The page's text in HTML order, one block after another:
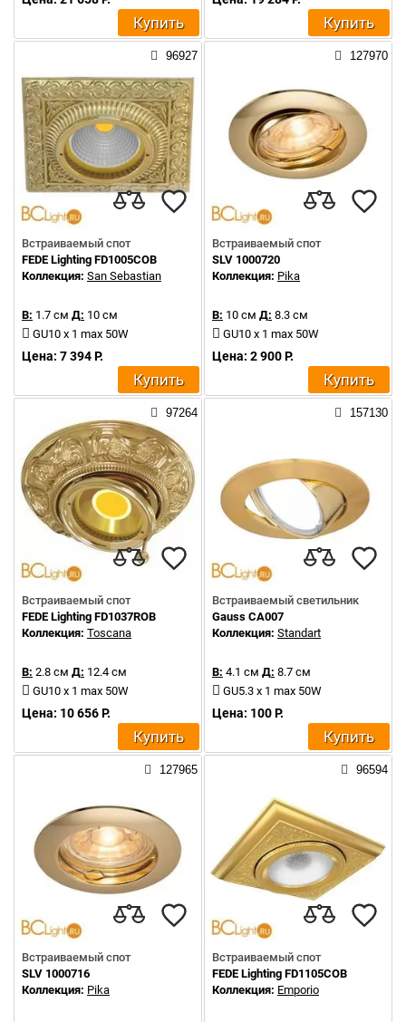
Купить Купить
96927
Встраиваемый спот
FEDE Lighting FD1005COB
Коллекция: San Sebastian
В: 1.7 см Д: 10 см
GU10 x 1 max 50W
Цена: 7 394 Р.
Купить
127970
Встраиваемый спот
SLV 1000720
Коллекция: Pika
В: 10 см Д: 8.3 см
GU10 x 1 max 50W
Цена: 2 900 Р.
Купить
97264
Встраиваемый спот
FEDE Lighting FD1037ROB
Коллекция: Toscana
В: 2.8 см Д: 12.4 см
GU10 x 1 max 50W
Цена: 10 656 Р.
Купить
157130
Встраиваемый светильник
Gauss CA007
Коллекция: Standart
В: 4.1 см Д: 8.7 см
GU5.3 x 1 max 50W
Цена: 100 Р.
Купить
127965
Встраиваемый спот
SLV 1000716
Коллекция: Pika
96594
Встраиваемый спот
FEDE Lighting FD1105COB
Коллекция: Emporio